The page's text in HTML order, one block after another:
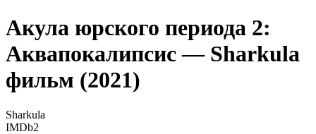
Акула юрского периода 2:
Аквапокалипсис — Sharkula
фильм (2021)
Sharkula
IMDb2